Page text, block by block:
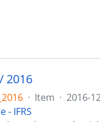
2016
· Item · 2016-
- IFRS